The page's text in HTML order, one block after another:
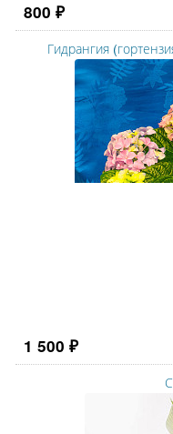
800 ₽
Гидрангия
1 500 ₽